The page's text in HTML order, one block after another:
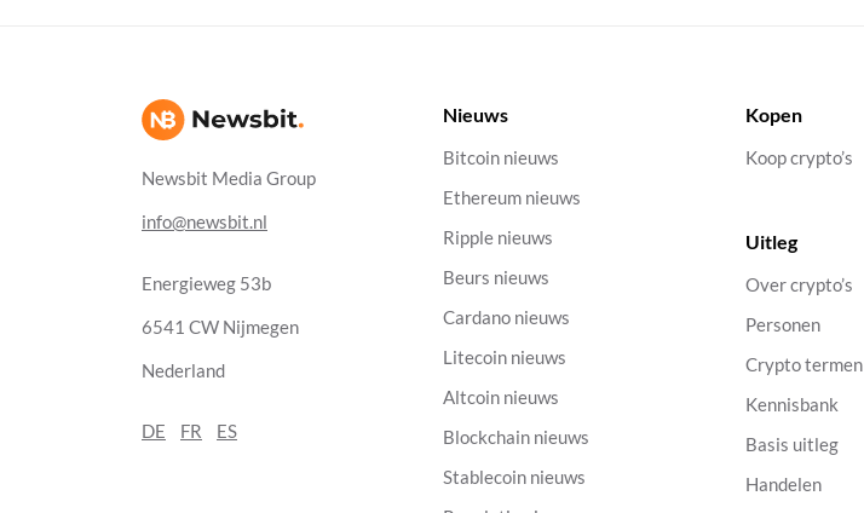
Newsbit Media Group
info@newsbit.nl
Energieweg 53b
6541 CW Nijmegen
Nederland
DE FR ES
Nieuws
Bitcoin nieuws
Ethereum nieuws
Ripple nieuws
Beurs nieuws
Cardano nieuws
Litecoin nieuws
Altcoin nieuws
Blockchain nieuws
Stablecoin nieuws
Kopen
Koop crypto’s
Uitleg
Over crypto’s
Personen
Crypto termen
Kennisbank
Basis uitleg
Handelen